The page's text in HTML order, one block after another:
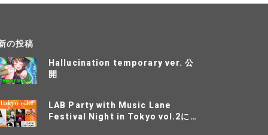
の投稿
Hallucination temporary ver. 公
開
LAB Party with Music Lane
Festival Night in Tokyo vol.2に